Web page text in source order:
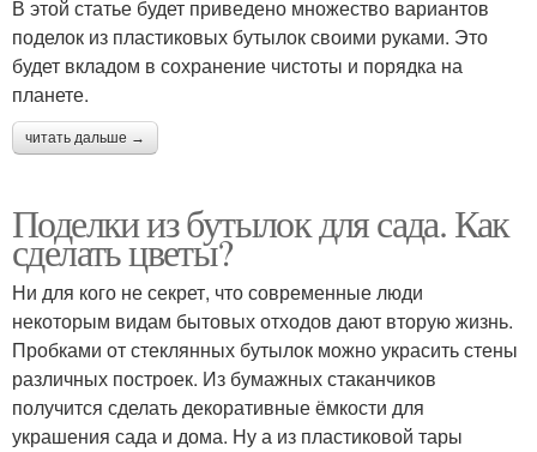
В этой статье будет приведено множество вариантов
поделок из пластиковых бутылок своими руками. Это
будет вкладом в сохранение чистоты и порядка на
планете.
читать дальше →
Поделки из бутылок для сада. Как
сделать цветы?
Ни для кого не секрет, что современные люди
некоторым видам бытовых отходов дают вторую жизнь.
Пробками от стеклянных бутылок можно украсить стены
различных построек. Из бумажных стаканчиков
получится сделать декоративные ёмкости для
украшения сада и дома. Ну а из пластиковой тары